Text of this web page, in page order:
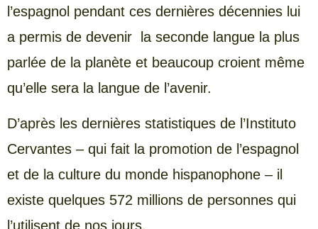
l’espagnol pendant ces dernières décennies lui
a permis de devenir la seconde langue la plus
parlée de la planète et beaucoup croient même
qu’elle sera la langue de l’avenir.
D’après les dernières statistiques de l’Instituto
Cervantes – qui fait la promotion de l’espagnol
et de la culture du monde hispanophone – il
existe quelques 572 millions de personnes qui
l’utilisent de nos jours.